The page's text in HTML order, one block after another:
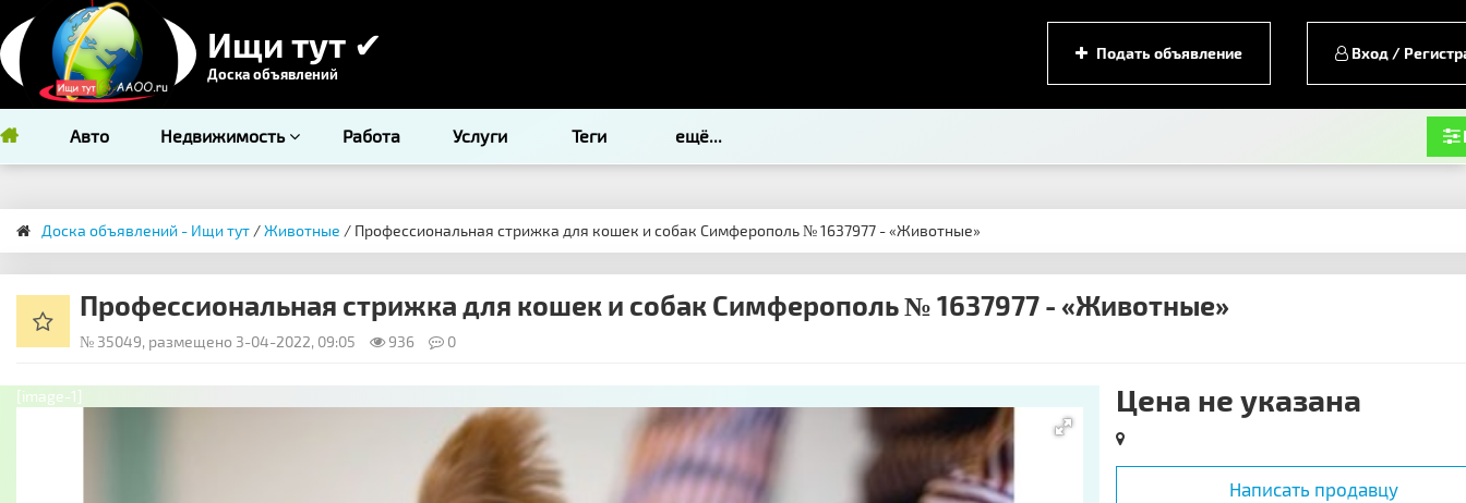
Ищи тут ✔
Доска объявлений
Подать объявление Вход /
Авто Недвижимость Работа Услуги Теги ещё...
Доска объявлений - Ищи тут /Животные / Профессиональная стрижка для кошек и собак Симферополь № 1637977 - «Животные»
Профессиональная стрижка для кошек и собак Симферополь № 1637977 - «Животные»
№ 35049, размещено 3-04-2022, 09:05 936 0
[image-1] Цена не указана
Написать продавцу